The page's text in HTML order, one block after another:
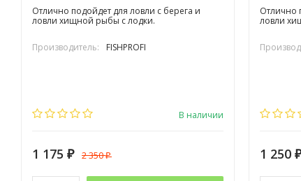
Отлично подойдет для ловли с берега и
ловли хищной рыбы с лодки.
Производитель: FISHPROFI
В наличии
1 175 ₽ 2 350₽
Отлично
ловли
1 250